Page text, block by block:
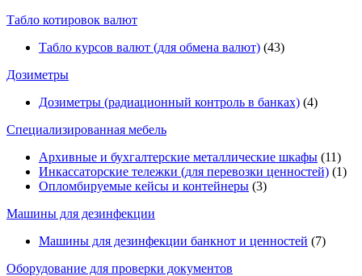
Табло котировок валют
Табло курсов валют (для обмена валют) (43)
Дозиметры
Дозиметры (радиационный контроль в банках) (4)
Специализированная мебель
Архивные и бухгалтерские металлические шкафы (11)
Инкассаторские тележки (для перевозки ценностей) (1)
Опломбируемые кейсы и контейнеры (3)
Машины для дезинфекции
Машины для дезинфекции банкнот и ценностей (7)
Оборудование для проверки документов